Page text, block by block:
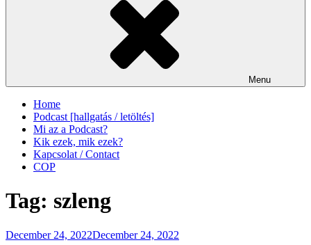
Menu
Home
Podcast [hallgatás / letöltés]
Mi az a Podcast?
Kik ezek, mik ezek?
Kapcsolat / Contact
COP
Tag: szleng
Posted
December 24, 2022December 24, 2022